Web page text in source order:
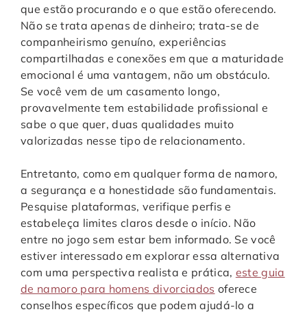
que estão procurando e o que estão oferecendo.
Não se trata apenas de dinheiro; trata-se de
companheirismo genuíno, experiências
compartilhadas e conexões em que a maturidade
emocional é uma vantagem, não um obstáculo.
Se você vem de um casamento longo,
provavelmente tem estabilidade profissional e
sabe o que quer, duas qualidades muito
valorizadas nesse tipo de relacionamento.
Entretanto, como em qualquer forma de namoro,
a segurança e a honestidade são fundamentais.
Pesquise plataformas, verifique perfis e
estabeleça limites claros desde o início. Não
entre no jogo sem estar bem informado. Se você
estiver interessado em explorar essa alternativa
com uma perspectiva realista e prática, este guia
de namoro para homens divorciados oferece
conselhos específicos que podem ajudá-lo a